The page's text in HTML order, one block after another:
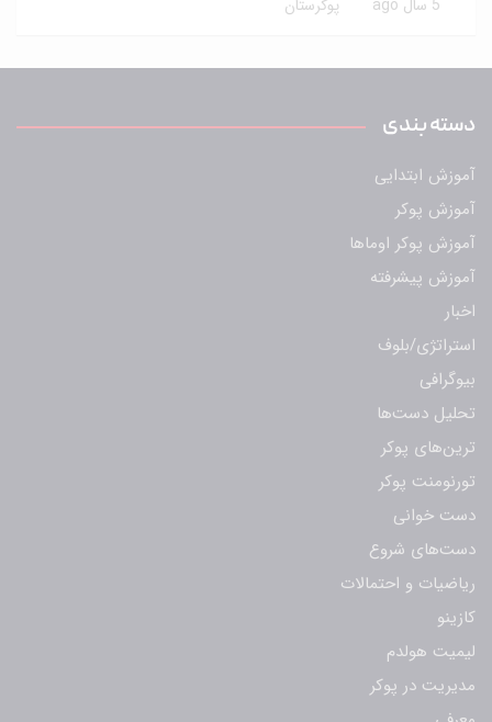
5 سال ago پوکرستان
دسته بندی
آموزش ابتدایی
آموزش پوکر
آموزش پوکر اوماها
آموزش پیشرفته
اخبار
استراتژی/بلوف
بیوگرافی
تحلیل دست‌ها
ترین‌های پوکر
تورنومنت پوکر
دست خوانی
دست‌های شروع
ریاضیات و احتمالات
کازینو
لیمیت هولدم
مدیریت در پوکر